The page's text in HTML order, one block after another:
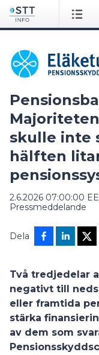
skulle inte
hälften
2.6.2026 07:00:00
Pressmeddelande
Dela
Två tredjedelar
negativt till
eller framtida
stärka
av dem som